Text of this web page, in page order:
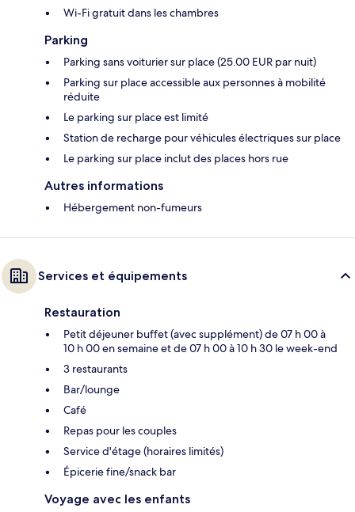
Wi-Fi gratuit dans les chambres
Parking
Parking sans voiturier sur place (25.00 EUR par nuit)
Parking sur place accessible aux personnes à mobilité
réduite
Le parking sur place est limité
Station de recharge pour véhicules électriques sur place
Le parking sur place inclut des places hors rue
Autres informations
Hébergement non-fumeurs
Services et équipements
Restauration
Petit déjeuner buffet (avec supplément) de 07 h 00 à
10 h 00 en semaine et de 07 h 00 à 10 h 30 le week-end
3 restaurants
Bar/lounge
Café
Repas pour les couples
Service d'étage (horaires limités)
Épicerie fine/snack bar
Voyage avec les enfants